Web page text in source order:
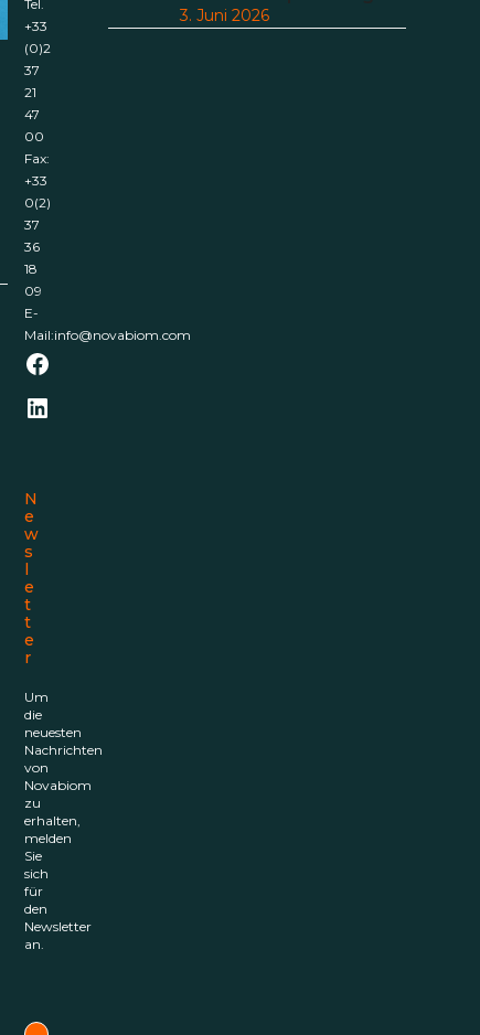
3. Juni 2026
Tel.
+33
(0)2
37
21
47
00
Fax:
+33
0(2)
37
36
18
09
E-
Mail:info@novabiom.com
Facebook
LinkedIn
N
e
w
s
l
e
t
t
e
r
Um
die
neuesten
Nachrichten
von
Novabiom
zu
erhalten,
melden
Sie
sich
für
den
Newsletter
an.